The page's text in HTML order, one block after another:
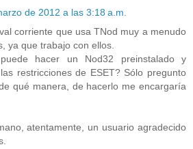
de 2012 a las 3:18 a.m.
corriente que usa TNod muy a menudo
ya que trabajo con ellos.
hacer un Nod32 preinstalado y
restricciones de ESET? Sólo pregunto
qué manera, de hacerlo me encargaría
atentamente, un usuario agradecido